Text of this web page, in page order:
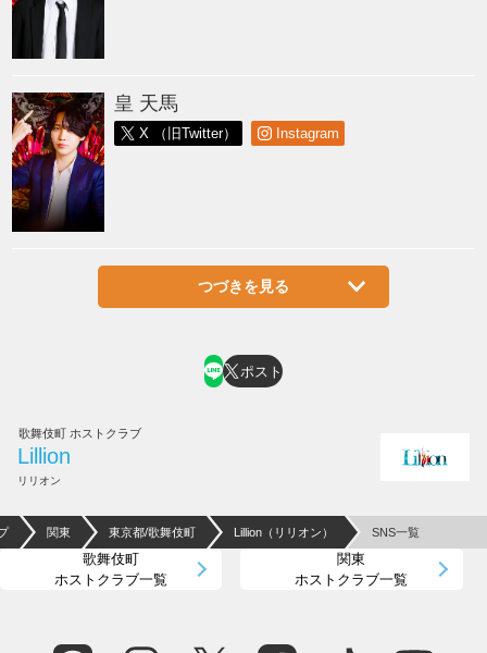
皇 天馬
X （旧Twitter） Instagram
つづきを見る
ポスト
歌舞伎町 ホストクラブ
Lillion
リリオン
関東 東京都/歌舞伎町 Lillion（リリオン） SNS一覧
歌舞伎町
ホストクラブ一覧
関東
ホストクラブ一覧